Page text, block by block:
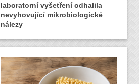
laboratorní vyšetření odhalila
nevyhovující mikrobiologické
nálezy